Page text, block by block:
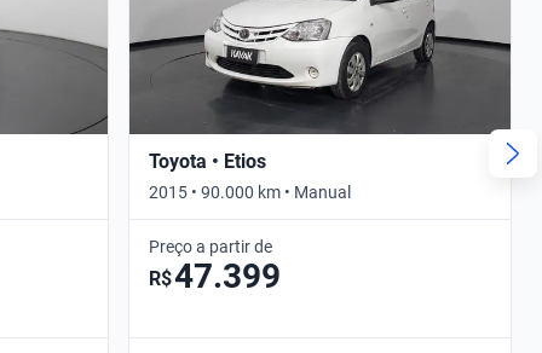
Toyota • Etios
2015 • 90.000 km • Manual
Preço a partir de
R$47.399